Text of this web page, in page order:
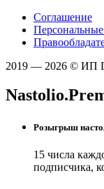
Соглашение
2019 — 2026 © ИП
Розыгрыш
15 числа
подписчика,